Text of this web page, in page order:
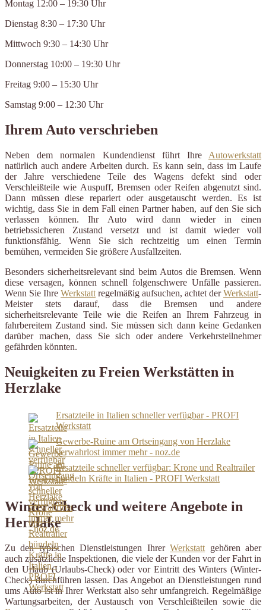
Montag 12:00 – 19:30 Uhr
Dienstag 8:30 – 17:30 Uhr
Mittwoch 9:30 – 14:30 Uhr
Donnerstag 10:00 – 19:30 Uhr
Freitag 9:00 – 15:30 Uhr
Samstag 9:00 – 12:30 Uhr
Ihrem Auto verschrieben
Neben dem normalen Kundendienst führt Ihre Autowerkstatt
natürlich auch andere Arbeiten durch. Es kann sein, dass im Laufe
der Jahre verschiedene Teile des Wagens defekt sind oder
Verschleißteile wie Auspuff, Bremsen oder Reifen abgenutzt sind.
Dann müssen diese repariert oder ausgetauscht werden. Es ist
wichtig, dass Sie in dem Fall einen Partner haben, auf den Sie sich
verlassen können. Ihr Auto wird dann wieder in einen
betriebssicheren Zustand versetzt und ist damit wieder voll
funktionsfähig. Wenn Sie sich rechtzeitig um einen Termin
bemühen, vermeiden Sie größere Ausfallzeiten.
Besonders sicherheitsrelevant sind beim Autos die Bremsen. Wenn
diese versagen, können schnell folgenschwere Unfälle passieren.
Wenn Sie Ihre Werkstatt regelmäßig aufsuchen, achtet derWerkstatt-
Meister stets darauf, dass die Bremsen und andere
sicherheitsrelevante Teile wie die Reifen an Ihrem Fahrzeug in
fahrbereitem Zustand sind. Sie müssen sich dann keine Gedanken
darüber machen, dass Sie sich oder andere Verkehrsteilnehmer
gefährden könnten.
Neuigkeiten zu Freien Werkstätten in
Herzlake
Ersatzteile in Italien schneller verfügbar - PROFI
Werkstatt
Gewerbe-Ruine am Ortseingang von Herzlake
verwahrlost immer mehr - noz.de
Ersatzteile schneller verfügbar: Krone und Realtrailer
bündeln Kräfte in Italien - PROFI Werkstatt
Winter-Check und weitere Angebote in
Herzlake
Zu den typischen Dienstleistungen IhrerWerkstatt gehören aber
auch zusätzliche Inspektionen, die viele der Kunden vor der Fahrt in
den Urlaub (Urlaubs-Check) oder vor Eintritt des Winters (Winter-
Check) durchführen lassen. Das Angebot an Dienstleistungen rund
ums Auto ist in Ihrer Werkstatt also sehr umfangreich. Regelmäßige
Wartungsarbeiten, der Austausch von Verschleißteilen sowie die